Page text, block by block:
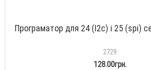
Програматор для 24 (I2c) і 25 (spi)
2729
128.00грн.